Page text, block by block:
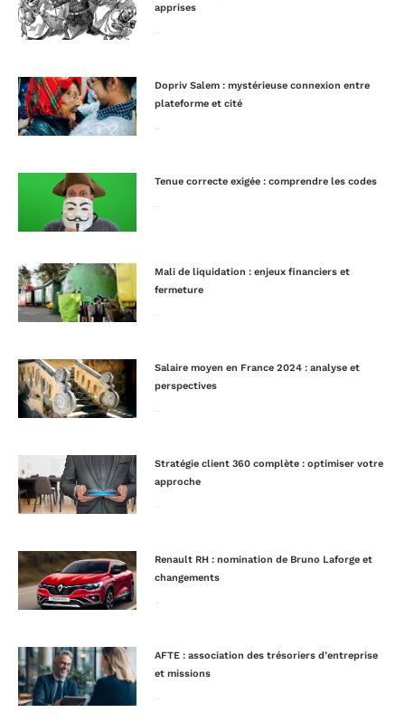
apprises
Dopriv Salem : mystérieuse connexion entre
plateforme et cité
Tenue correcte exigée : comprendre les codes
Mali de liquidation : enjeux financiers et
fermeture
Salaire moyen en France 2024 : analyse et
perspectives
Stratégie client 360 complète : optimiser votre
approche
Renault RH : nomination de Bruno Laforge et
changements
AFTE : association des trésoriers d’entreprise
et missions